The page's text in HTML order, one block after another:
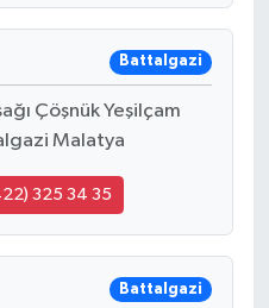
Battalgazi
Çöşnük Yeşilçam
Malatya
325 34 35
Battalgazi